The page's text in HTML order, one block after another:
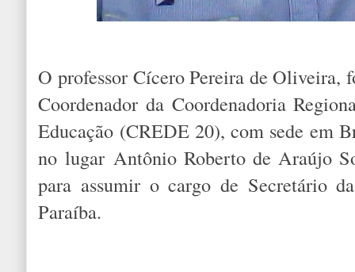
O professor Cícero Pereira de Oliveira,
Coordenador da Coordenadoria
Educação (CREDE 20), com sede em
no lugar Antônio Roberto de Araújo
para assumir o cargo de Secretário
Paraíba.